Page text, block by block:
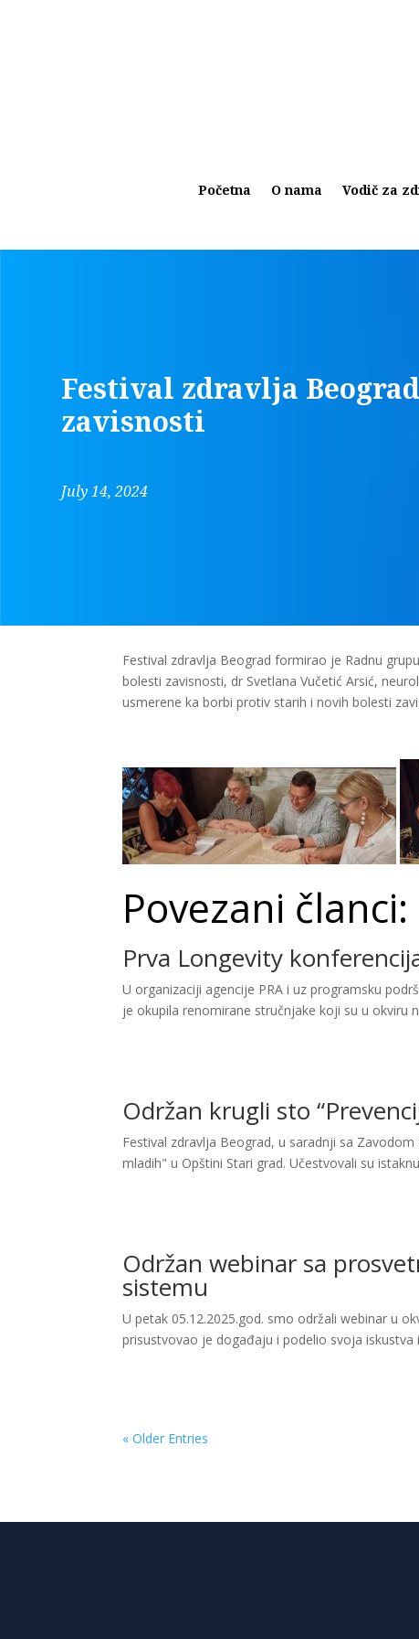
Početna O nama Vodič za
Festival zdravlja
zavisnosti
July 14, 2024
Festival zdravlja Beograd formirao je Radnu
bolesti zavisnosti, dr Svetlana Vučetić Arsić,
usmerene ka borbi protiv starih i novih bolesti
Povezani članci:
Prva Longevity
U organizaciji agencije PRA i uz programsku
je okupila renomirane stručnjake koji su u okviru
Održan krugli sto
Festival zdravlja Beograd, u saradnji sa
mladih" u Opštini Stari grad. Učestvovali su
Održan webinar sa
sistemu
U petak 05.12.2025.god. smo održali webinar u
prisustvovao je događaju i podelio svoja
« Older Entries